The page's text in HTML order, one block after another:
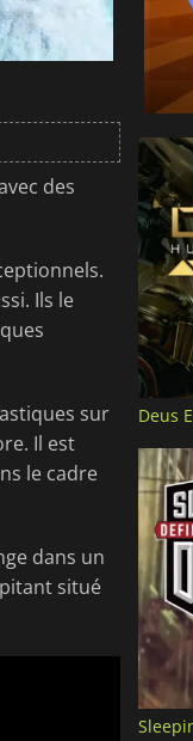
des
Ils le
sur
Il est
le cadre
dans un
situé
Deus